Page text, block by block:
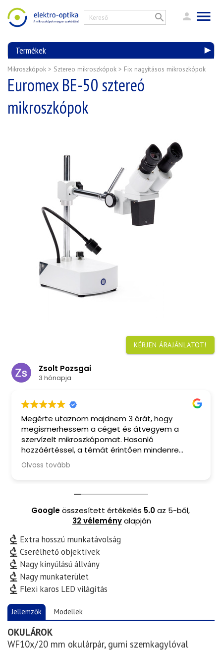
Termékek
Mikroszkópok > Sztereo mikroszkópok > Fix nagyításos mikroszkópok
Euromex BE-50 sztereó
mikroszkópok
KÉRJEN ÁRAJÁNLATOT!
Zsolt Pozsgai
3 hónapja
Megérte utaznom majdnem 3 órát, hogy
megismerhessem a céget és átvegyem a
szervízelt mikroszkópomat. Hasonló
hozzáértéssel, a témát érintően mindenre
kiterjedő tanácsadással, barátságos
fogadtatással és finom kávéval ritkán
pedig valóban kihozták a maximumot. Csak
Olvass tovább
Googleösszesített értékelés 5.0az 5-ből,
32 véleményalapján
Extra hosszú munkatávolság
Cserélhető objektívek
Nagy kinyúlású állvány
Nagy munkaterület
Flexi karos LED világítás
Jellemzők Modellek
OKULÁROK
WF10x/20 mm okulárpár, gumi szemkagylóval